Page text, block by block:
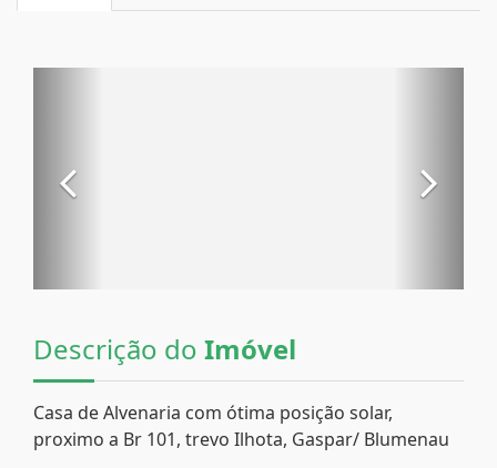
Descrição do Imóvel
Casa de Alvenaria com ótima posição solar,
proximo a Br 101, trevo Ilhota, Gaspar/ Blumenau